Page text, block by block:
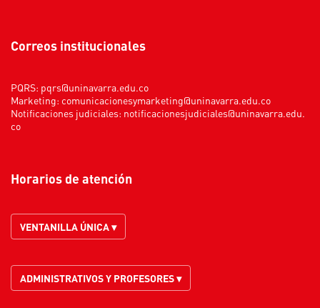
Correos institucionales
PQRS: pqrs@uninavarra.edu.co
Marketing: comunicacionesymarketing@uninavarra.edu.co
Notificaciones judiciales: notificacionesjudiciales@uninavarra.edu.
co
Horarios de atención
VENTANILLA ÚNICA ▾
ADMINISTRATIVOS Y PROFESORES ▾